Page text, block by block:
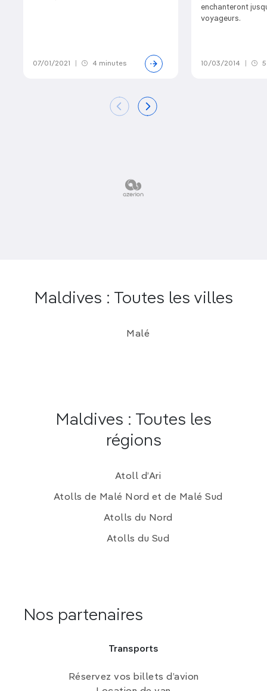
07/01/2021 4 minutes
enchanteront
voyageurs.
10/03/2014
Maldives : Toutes les villes
Malé
Maldives : Toutes les
régions
Atoll d’Ari
Atolls de Malé Nord et de Malé Sud
Atolls du Nord
Atolls du Sud
Nos partenaires
Transports
Réservez vos billets d’avion